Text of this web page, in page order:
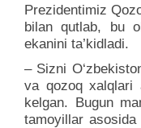
Prezidentimiz
bilan qutlab, bu
ekanini ta’kidladi.
– Sizni
va qozoq xalqlari
kelgan. Bugun
tamoyillar asosida